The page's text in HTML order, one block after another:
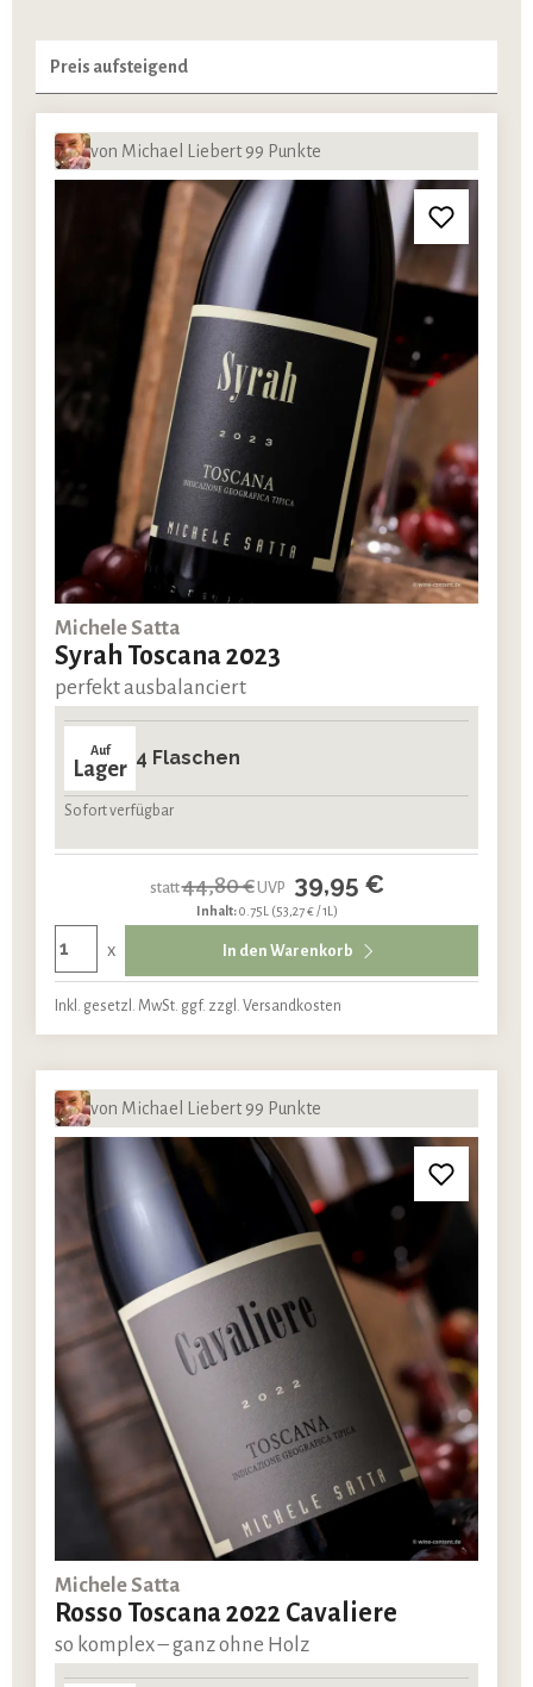
von Michael Liebert 99 Punkte
Michele Satta
Syrah Toscana 2023
perfekt ausbalanciert
Auf
Lager 4 Flaschen
Sofort verfügbar
statt44,80 €UVP 39,95 €
Inhalt:0.75L (53,27 € / 1L)
x In den Warenkorb
Inkl. gesetzl. MwSt. ggf. zzgl. Versandkosten
von Michael Liebert 99 Punkte
Michele Satta
Rosso Toscana 2022 Cavaliere
so komplex – ganz ohne Holz